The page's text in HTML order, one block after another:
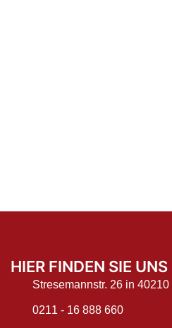
HIER FINDEN SIE UNS
Stresemannstr. 26 in
0211 - 16 888 660